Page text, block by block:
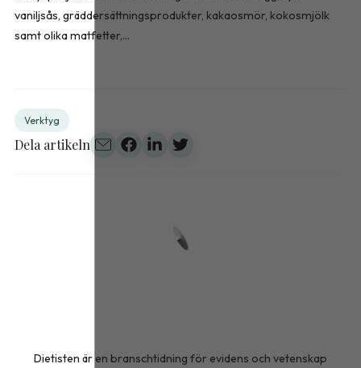
vaniljsås, gräddersättningsprodukter, kakaosmör, kokosmjölk
samt olika matfetter,...
Verktyg
Dela artikeln
Dietisten är en branschtidning för evidens och vetenskap